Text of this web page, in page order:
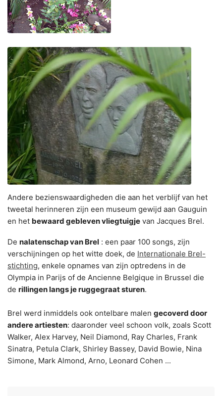
Andere bezienswaardigheden die aan het verblijf van het
tweetal herinneren zijn een museum gewijd aan Gauguin
en het bewaard gebleven vliegtuigje van Jacques Brel.
De nalatenschap van Brel : een paar 100 songs, zijn
verschijningen op het witte doek, de Internationale Brel-
stichting, enkele opnames van zijn optredens in de
Olympia in Parijs of de Ancienne Belgique in Brussel die
de rillingen langs je ruggegraat sturen.
Brel werd inmiddels ook ontelbare malen gecoverd door
andere artiesten: daaronder veel schoon volk, zoals Scott
Walker, Alex Harvey, Neil Diamond, Ray Charles, Frank
Sinatra, Petula Clark, Shirley Bassey, David Bowie, Nina
Simone, Mark Almond, Arno, Leonard Cohen ...